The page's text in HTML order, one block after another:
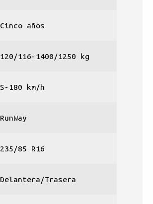
Cinco años
120/116-1400/1250 kg
S-180 km/h
RunWay
235/85 R16
Delantera/Trasera